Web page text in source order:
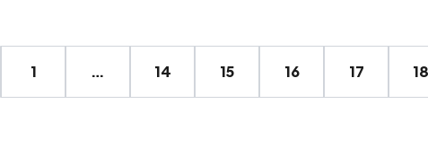
1 … 14 15 16 17 18